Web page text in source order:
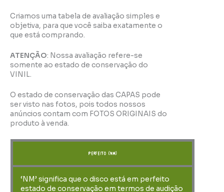
Criamos uma tabela de avaliação simples e
objetiva, para que você saiba exatamente o
que está comprando.
ATENÇÃO: Nossa avaliação refere-se
somente ao estado de conservação do
VINIL.
O estado de conservação das CAPAS pode
ser visto nas fotos, pois todos nossos
anúncios contam com FOTOS ORIGINAIS do
produto à venda.
perfeito (NM)
‘NM’ significa que o disco está em perfeito
estado de conservação em termos de audição